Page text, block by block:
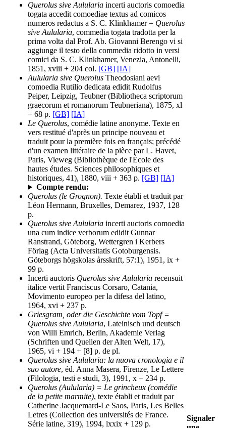
Querolus sive Aulularia incerti auctoris comoedia
togata accedit comoediae textus ad comicos
numeros redactus a S. C. Klinkhamer = Querolus
sive Aulularia, commedia togata tradotta per la
prima volta dal Prof. Ab. Giovanni Berengo vi si
aggiunge il testo della commedia ridotto in versi
comici da S. C. Klinkhamer, Venezia, Antonelli,
1851, xviii + 204 col. [GB] [IA]
Aulularia sive Querolus Theodosiani aevi
comoedia Rutilio dedicata edidit Rudolfus
Peiper, Leipzig, Teubner (Bibliotheca scriptorum
graecorum et romanorum Teubneriana), 1875, xl
+ 68 p. [GB] [IA]
Le Querolus, comédie latine anonyme. Texte en
vers restitué d'après un principe nouveau et
traduit pour la première fois en français; précédé
d'un examen littéraire de la pièce par L. Havet,
Paris, Vieweg (Bibliothèque de l'École des
hautes études. Sciences philosophiques et
historiques, 41), 1880, viii + 363 p. [GB] [IA]
Compte rendu:
Querolus (le Grognon). Texte établi et traduit par
Léon Hermann, Bruxelles, Demarez, 1937, 128
p.
Querolus sive Aulularia incerti auctoris comoedia
una cum indice verborum edidit Gunnar
Ranstrand, Göteborg, Wettergren i Kerbers
Förlag (Acta Universitatis Gotoburgensis.
Göteborgs högskolas årsskrift, 57:1), 1951, ix +
99 p.
Incerti auctoris Querolus sive Aulularia recensuit
italice vertit Franciscus Corsaro, Catania,
Movimento europeo per la difesa del latino,
1964, xvi + 237 p.
Griesgram, oder die Geschichte vom Topf =
Querolus sive Aulularia, Lateinisch und deutsch
von Willi Emrich, Berlin, Akademie Verlag
(Schriften und Quellen der Alten Welt, 17),
1965, vi + 194 + [8] p. de pl.
Querolus sive Aulularia: la nuova cronologia e il
suo autore, éd. Anna Masera, Firenze, Le Lettere
(Filologia, testi e studi, 3), 1991, x + 234 p.
Querolus (Aulularia) = Le grincheux (comédie
de la petite marmite), texte établi et traduit par
Catherine Jacquemard-Le Saos, Paris, Les Belles
Letres (Collection des universités de France.
Série latine, 319), 1994, lxxix + 129 p.
Signaler